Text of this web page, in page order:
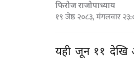
फिरोज राजोपाध्याय
१९ जेष्ठ २०८३, मंगलवार
यही जून ११ देखि